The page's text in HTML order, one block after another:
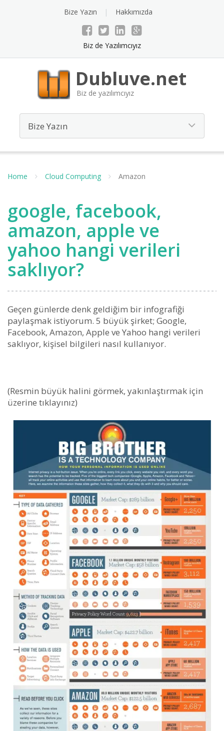
Bize Yazın Hakkımızda
Biz de Yazılımcıyız
Dubluve.net
Biz de yazılımcıyız
Home Cloud Computing Amazon
google, facebook,
amazon, apple ve
yahoo hangi verileri
saklıyor?
Geçen günlerde denk geldiğim bir infografiği
paylaşmak istiyorum. 5 büyük şirket; Google,
Facebook, Amazon, Apple ve Yahoo hangi verileri
saklıyor, kişisel bilgileri nasıl kullanıyor.
(Resmin büyük halini görmek, yakınlaştırmak için
üzerine tıklayınız)